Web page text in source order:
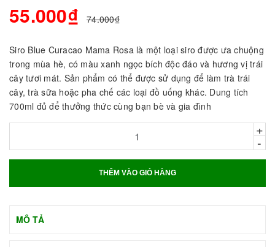
55.000₫ 74.000₫
Siro Blue Curacao Mama Rosa là một loại siro được ưa chuộng
trong mùa hè, có màu xanh ngọc bích độc đáo và hương vị trái
cây tươi mát. Sản phẩm có thể được sử dụng để làm trà trái
cây, trà sữa hoặc pha chế các loại đồ uống khác. Dung tích
700ml đủ để thưởng thức cùng bạn bè và gia đình
+
-
THÊM VÀO GIỎ HÀNG
MÔ TẢ